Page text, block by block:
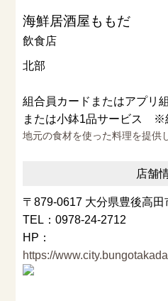
海鮮居酒屋ももだ
飲食店
北部
組合員カードまたはアプリ
または小鉢1品サービス ※
地元の食材を使った料理を提供
店舗
〒879-0617 大分県豊後高田
TEL：0978-24-2712
HP：
https://